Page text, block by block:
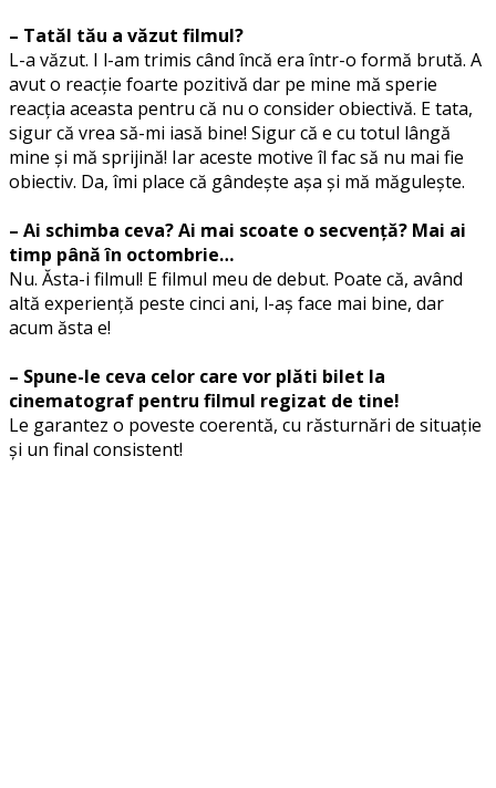
– Tatăl tău a văzut filmul?
L-a văzut. I l-am trimis când încă era într-o formă brută. A
avut o reacție foarte pozitivă dar pe mine mă sperie
reacția aceasta pentru că nu o consider obiectivă. E tata,
sigur că vrea să-mi iasă bine! Sigur că e cu totul lângă
mine și mă sprijină! Iar aceste motive îl fac să nu mai fie
obiectiv. Da, îmi place că gândește așa și mă măgulește.
– Ai schimba ceva? Ai mai scoate o secvență? Mai ai
timp până în octombrie…
Nu. Ăsta-i filmul! E filmul meu de debut. Poate că, având
altă experiență peste cinci ani, l-aș face mai bine, dar
acum ăsta e!
– Spune-le ceva celor care vor plăti bilet la
cinematograf pentru filmul regizat de tine!
Le garantez o poveste coerentă, cu răsturnări de situație
și un final consistent!